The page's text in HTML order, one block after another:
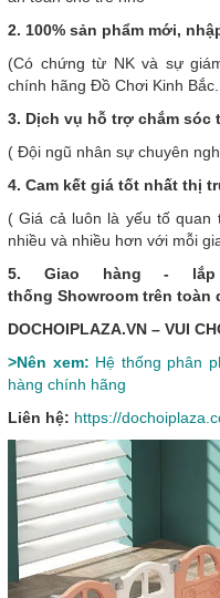
2. 100% sản phẩm mới,
(Có chứng từ NK và sự
chính hãng Đồ Chơi Kinh Bắc.
3. Dịch vụ hỗ trợ chắm sóc
( Đội ngũ nhân sự chuyên
4. Cam kết giá tốt nhất thị
( Giá cả luôn là yếu tố quan
nhiều và nhiều hơn với mỗi
5. Giao hàng -
thống Showroom trên toàn
DOCHOIPLAZA.VN – VUI
>Nên xem: Hệ thống phân
hàng chính hãng
Liên hệ: https://